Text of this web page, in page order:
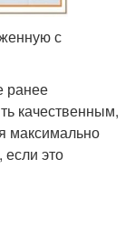
с
ранее
качественным,
максимально
это